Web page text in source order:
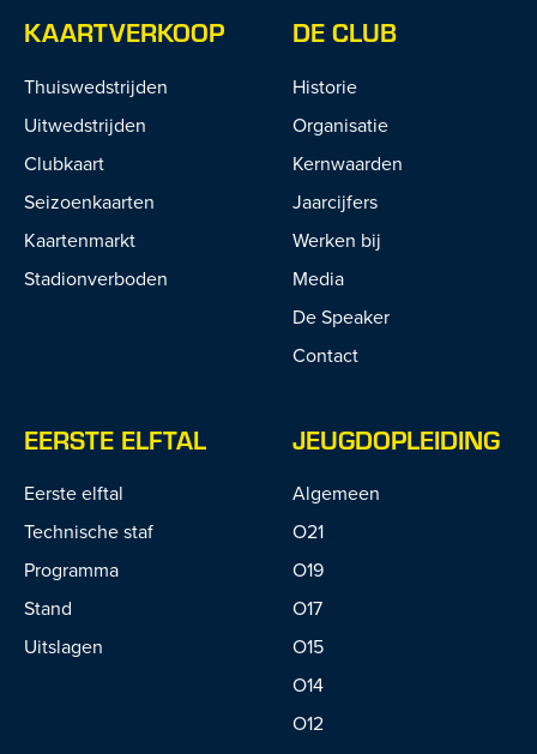
KAARTVERKOOP
Thuiswedstrijden
Uitwedstrijden
Clubkaart
Seizoenkaarten
Kaartenmarkt
Stadionverboden
DE CLUB
Historie
Organisatie
Kernwaarden
Jaarcijfers
Werken bij
Media
De Speaker
Contact
EERSTE ELFTAL
Eerste elftal
Technische staf
Programma
Stand
Uitslagen
JEUGDOPLEIDING
Algemeen
O21
O19
O17
O15
O14
O12